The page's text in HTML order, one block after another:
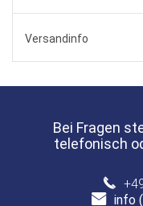
Versandinfo
Bei Fragen
telefonisch
info